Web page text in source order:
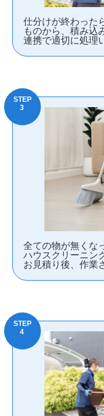
仕分けが終わった
ものから、積み込
連携で適切に処理
全ての物が無くな
ハウスクリーニン
お見積り後、作業